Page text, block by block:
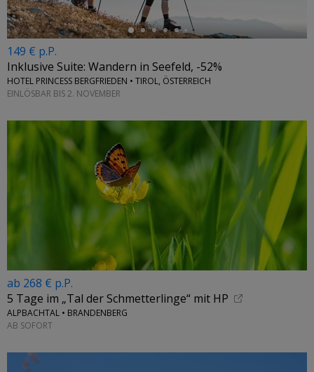
149 € p.P.
Inklusive Suite: Wandern in Seefeld, -52%
HOTEL PRINCESS BERGFRIEDEN • TIROL, ÖSTERREICH
EINLÖSBAR BIS 2. NOVEMBER
ab 268 € p.P.
5 Tage im „Tal der Schmetterlinge“ mit HP
ALPBACHTAL • BRANDENBERG
AB SOFORT